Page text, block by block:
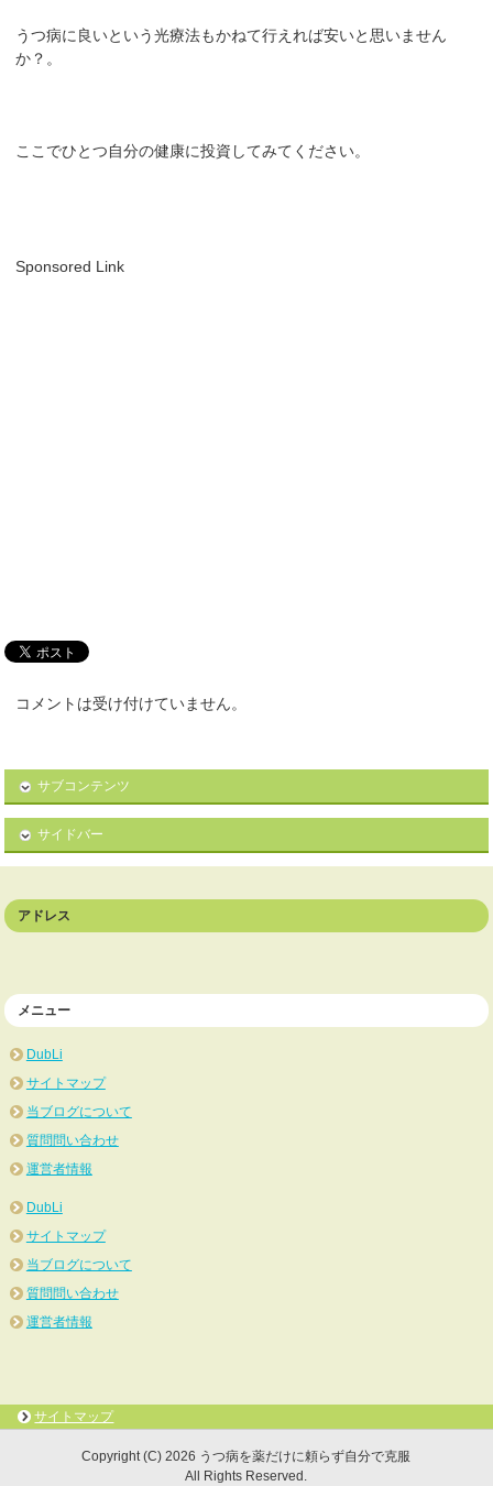
うつ病に良いという光療法もかねて行えれば安いと思いません
か？。
ここでひとつ自分の健康に投資してみてください。
Sponsored Link
コメントは受け付けていません。
サブコンテンツ
サイドバー
アドレス
メニュー
DubLi
サイトマップ
当ブログについて
質問問い合わせ
運営者情報
DubLi
サイトマップ
当ブログについて
質問問い合わせ
運営者情報
サイトマップ
Copyright (C) 2026 うつ病を薬だけに頼らず自分で克服
All Rights Reserved.